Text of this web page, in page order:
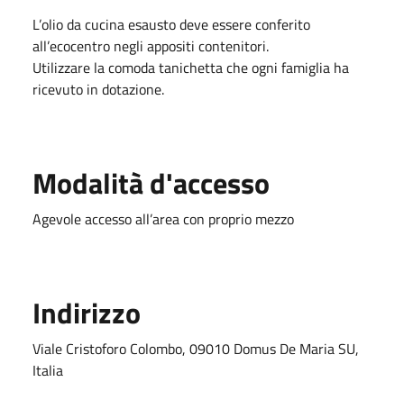
L’olio da cucina esausto deve essere conferito
all’ecocentro negli appositi contenitori.
Utilizzare la comoda tanichetta che ogni famiglia ha
ricevuto in dotazione.
Modalità d'accesso
Agevole accesso all’area con proprio mezzo
Indirizzo
Viale Cristoforo Colombo, 09010 Domus De Maria SU,
Italia